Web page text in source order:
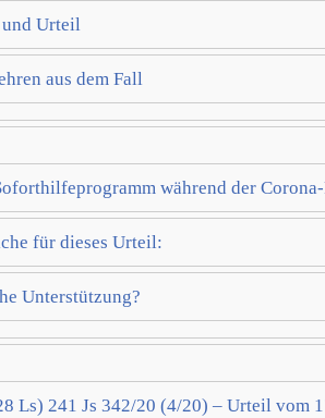
Urteil
aus dem Fall
während der Corona-
für dieses Urteil:
Unterstützung?
Ls) 241 Js 342/20 (4/20) – Urteil vom